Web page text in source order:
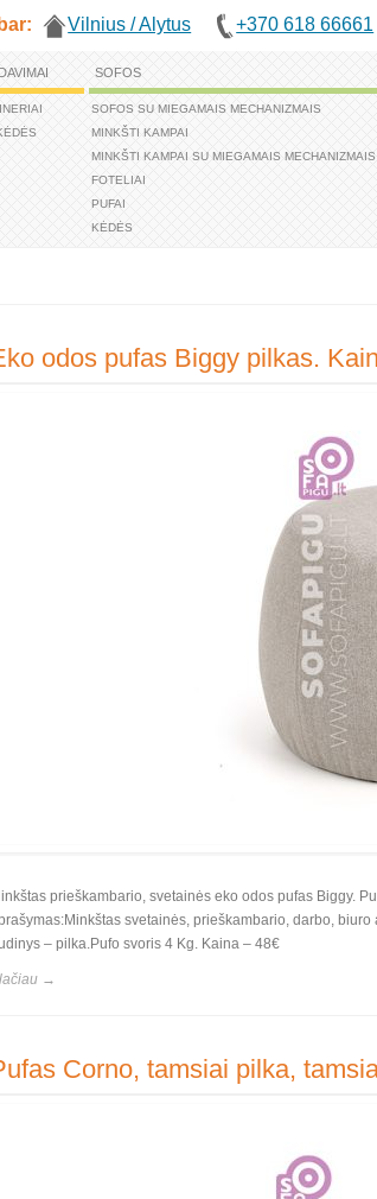
Vilnius / Alytus +370 618 66661
SOFOS
SOFOS SU MIEGAMAIS MECHANIZMAIS
MINKŠTI KAMPAI
MINKŠTI KAMPAI SU MIEGAMAIS MECHANIZMAIS
FOTELIAI
PUFAI
KĖDĖS
odos pufas Biggy pilkas.
prieškambario, svetainės eko odos pufas Biggy.
svetainės, prieškambario, darbo,
– pilka.Pufo svoris 4 Kg. Kaina – 48€
→
Corno, tamsiai pilka,